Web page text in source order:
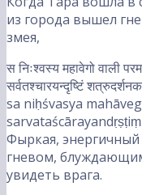
из города вышел
змея,
स निःश्वस्य महावेगो वाली
सर्वतश्चारयन्दृष्टिं
sa niḥśvasya
Фыркая,
гневом,
увидеть врага.